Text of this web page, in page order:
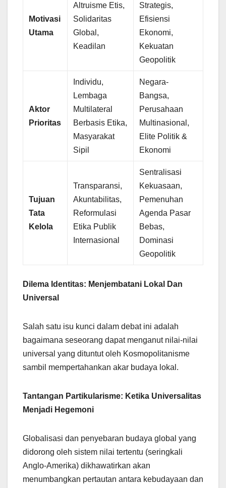
Motivasi
Utama
Altruisme Etis,
Solidaritas
Global,
Keadilan
Strategis,
Efisiensi
Ekonomi,
Kekuatan
Geopolitik
Aktor
Prioritas
Individu,
Lembaga
Multilateral
Berbasis Etika,
Masyarakat
Sipil
Negara-
Bangsa,
Perusahaan
Multinasional,
Elite Politik &
Ekonomi
Tujuan
Tata
Kelola
Transparansi,
Akuntabilitas,
Reformulasi
Etika Publik
Internasional
Sentralisasi
Kekuasaan,
Pemenuhan
Agenda Pasar
Bebas,
Dominasi
Geopolitik
Dilema Identitas: Menjembatani Lokal Dan
Universal
Salah satu isu kunci dalam debat ini adalah
bagaimana seseorang dapat menganut nilai-nilai
universal yang dituntut oleh Kosmopolitanisme
sambil mempertahankan akar budaya lokal.
Tantangan Partikularisme: Ketika Universalitas
Menjadi Hegemoni
Globalisasi dan penyebaran budaya global yang
didorong oleh sistem nilai tertentu (seringkali
Anglo-Amerika) dikhawatirkan akan
menumbangkan pertautan antara kebudayaan dan